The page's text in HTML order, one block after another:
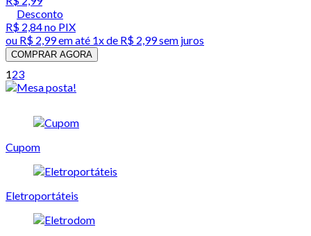
Desconto
R$ 2,84no PIX
ou R$ 2,99em até 1x de R$ 2,99sem juros
COMPRAR AGORA
123
Cupom
Eletroportáteis